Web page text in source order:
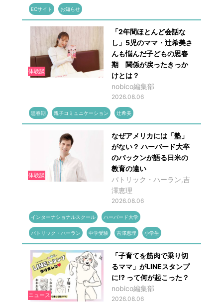
ECサイト お知らせ
体験談
「2年間ほとんど会話な
し」5児のママ・辻希美さ
んも悩んだ子どもの思春
期 関係が戻ったきっか
けとは？
nobico編集部
2026.08.06
思春期 親子コミュニケーション 辻希美
体験談
なぜアメリカには「塾」
がない？ ハーバード大卒
のパックンが語る日米の
教育の違い
パトリック・ハーラン,吉
澤恵理
2026.08.06
インターナショナルスクール ハーバード大学
パトリック・ハーラン 中学受験 吉澤恵理 小学生
ニュース
「子育てを筋肉で乗り切
るママ」がLINEスタンプ
に!? って何が起こった？
nobico編集部
2026.08.06